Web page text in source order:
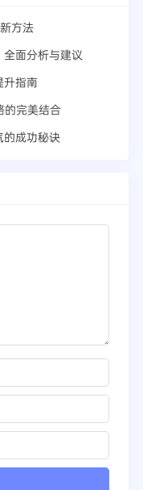
方法
面分析与建议
升指南
的完美结合
成功秘诀